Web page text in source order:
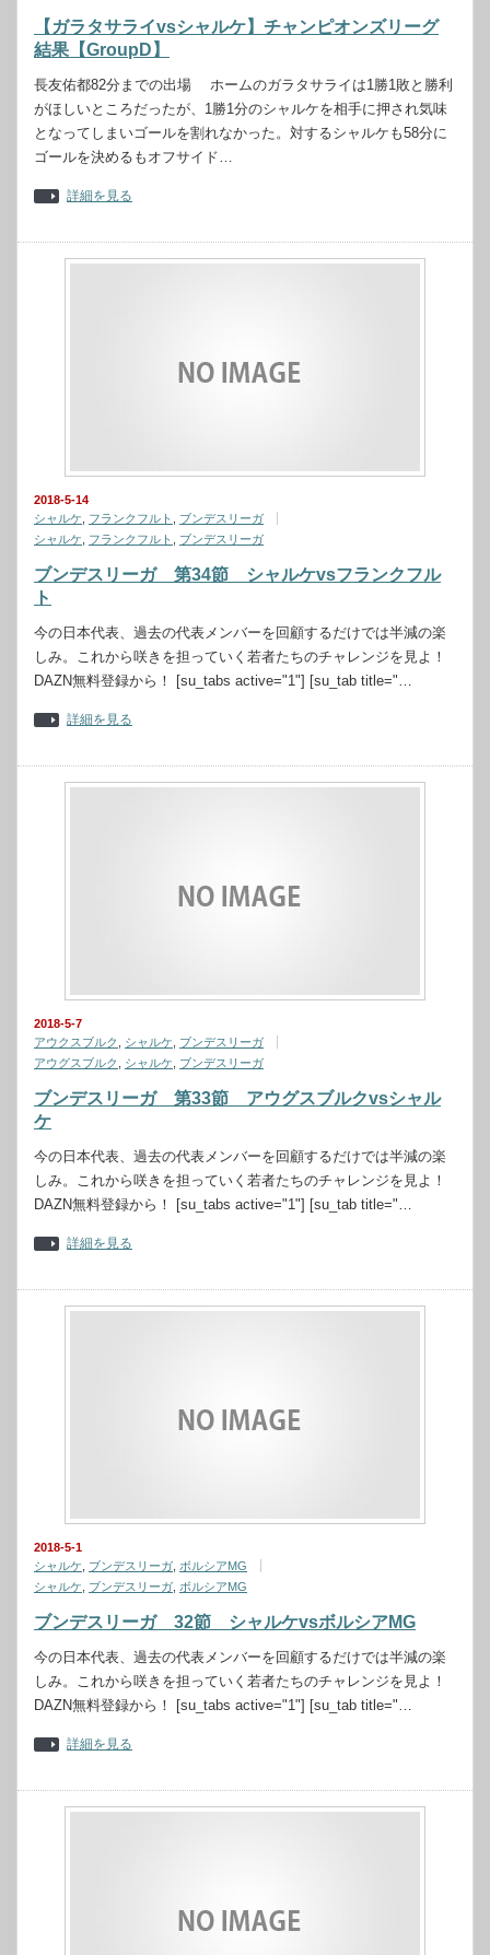
【ガラタサライvsシャルケ】チャンピオンズリーグ
結果【GroupD】
長友佑都82分までの出場 ホームのガラタサライは1勝1敗と勝利
がほしいところだったが、1勝1分のシャルケを相手に押され気味
となってしまいゴールを割れなかった。対するシャルケも58分に
ゴールを決めるもオフサイド…
詳細を見る
2018-5-14
シャルケ
フランクフルト
ブンデスリーガ
シャルケ
フランクフルト ブンデスリーガ
ブンデスリーガ 第34節 シャルケvsフランクフル
ト
今の日本代表、過去の代表メンバーを回顧するだけでは半減の楽
しみ。これから咲きを担っていく若者たちのチャレンジを見よ！
DAZN無料登録から！ [su_tabs active="1"] [su_tab title="…
詳細を見る
2018-5-7
アウクスブルク
シャルケ
ブンデスリーガ
アウグスブルク
シャルケ ブンデスリーガ
ブンデスリーガ 第33節 アウグスブルクvsシャル
ケ
今の日本代表、過去の代表メンバーを回顧するだけでは半減の楽
しみ。これから咲きを担っていく若者たちのチャレンジを見よ！
DAZN無料登録から！ [su_tabs active="1"] [su_tab title="…
詳細を見る
2018-5-1
シャルケ
ブンデスリーガ ボルシアMG
シャルケ
ブンデスリーガ ボルシアMG
ブンデスリーガ 32節 シャルケvsボルシアMG
今の日本代表、過去の代表メンバーを回顧するだけでは半減の楽
しみ。これから咲きを担っていく若者たちのチャレンジを見よ！
DAZN無料登録から！ [su_tabs active="1"] [su_tab title="…
詳細を見る